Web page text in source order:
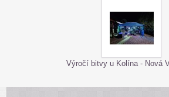
Výročí bitvy u Kolína - Nová